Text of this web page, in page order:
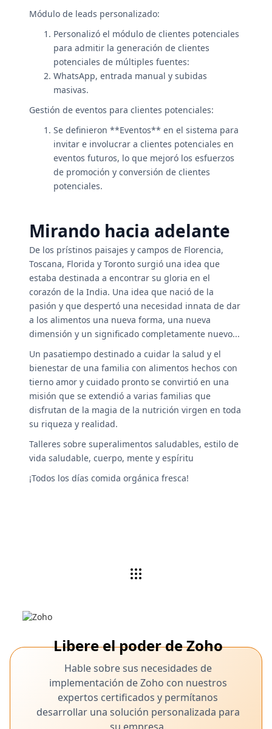
Módulo de leads personalizado:
Personalizó el módulo de clientes potenciales
para admitir la generación de clientes
potenciales de múltiples fuentes:
WhatsApp, entrada manual y subidas
masivas.
Gestión de eventos para clientes potenciales:
Se definieron **Eventos** en el sistema para
invitar e involucrar a clientes potenciales en
eventos futuros, lo que mejoró los esfuerzos
de promoción y conversión de clientes
potenciales.
Mirando hacia adelante
De los prístinos paisajes y campos de Florencia,
Toscana, Florida y Toronto surgió una idea que
estaba destinada a encontrar su gloria en el
corazón de la India. Una idea que nació de la
pasión y que despertó una necesidad innata de dar
a los alimentos una nueva forma, una nueva
dimensión y un significado completamente nuevo...
Un pasatiempo destinado a cuidar la salud y el
bienestar de una familia con alimentos hechos con
tierno amor y cuidado pronto se convirtió en una
misión que se extendió a varias familias que
disfrutan de la magia de la nutrición virgen en toda
su riqueza y realidad.
Talleres sobre superalimentos saludables, estilo de
vida saludable, cuerpo, mente y espíritu
¡Todos los días comida orgánica fresca!
Libere el poder de Zoho
Hable sobre sus necesidades de
implementación de Zoho con nuestros
expertos certificados y permítanos
desarrollar una solución personalizada para